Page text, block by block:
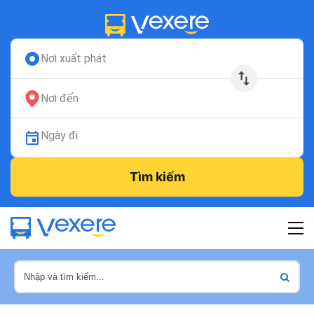
Nơi xuất phát
Nơi đến
Ngày đi
Tìm kiếm